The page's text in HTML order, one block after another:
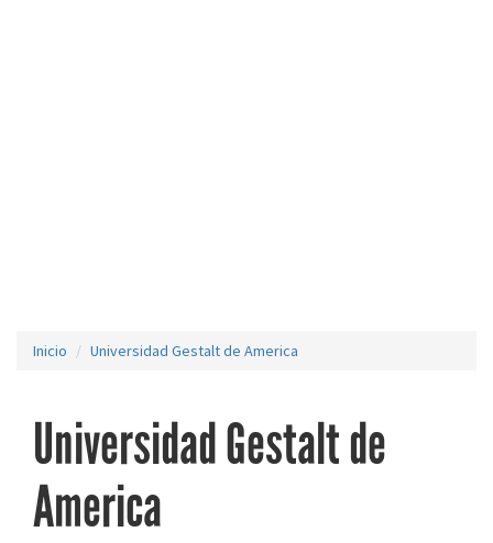
Inicio Universidad Gestalt de America
Universidad Gestalt de
America